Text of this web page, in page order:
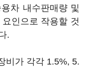
차 내수판매량 및
인으로 작용할 것
.
비가 각각 1.5%, 5.